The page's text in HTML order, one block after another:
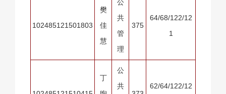
102485121501803
樊
佳
慧
公
共
管
理
375
64/68/122/12
1
丁
公
共
62/64/122/12